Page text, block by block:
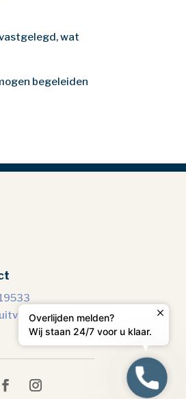
wat
begeleiden
Overlijden melden?
Wij staan 24/7 voor u klaar.